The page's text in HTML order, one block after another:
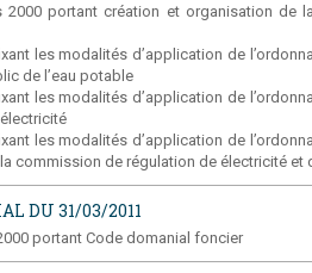
2000 portant création et organisation de
les modalités d’application de
de l’eau potable
les modalités d’application de
les modalités d’application de
commission de régulation de électricité et
DU 31/03/2011
portant Code domanial foncier